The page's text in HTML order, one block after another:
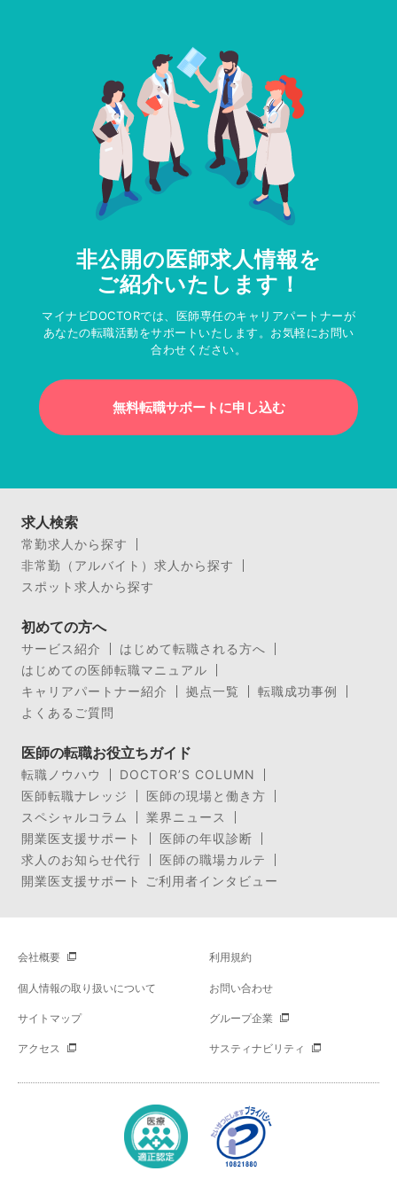
非公開の医師求人情報を
ご紹介いたします！
マイナビDOCTORでは、医師専任のキャリアパートナーが
あなたの転職活動をサポートいたします。お気軽にお問い
合わせください。
無料転職サポートに申し込む
求人検索
常勤求人から探す
非常勤（アルバイト）求人から探す
スポット求人から探す
初めての方へ
サービス紹介
はじめて転職される方へ
はじめての医師転職マニュアル
キャリアパートナー紹介
拠点一覧
転職成功事例
よくあるご質問
医師の転職お役立ちガイド
転職ノウハウ
DOCTOR’S COLUMN
医師転職ナレッジ
医師の現場と働き方
スペシャルコラム
業界ニュース
開業医支援サポート
医師の年収診断
求人のお知らせ代行
医師の職場カルテ
開業医支援サポート ご利用者インタビュー
会社概要 利用規約
個人情報の取り扱いについて お問い合わせ
サイトマップ グループ企業
アクセス サスティナビリティ